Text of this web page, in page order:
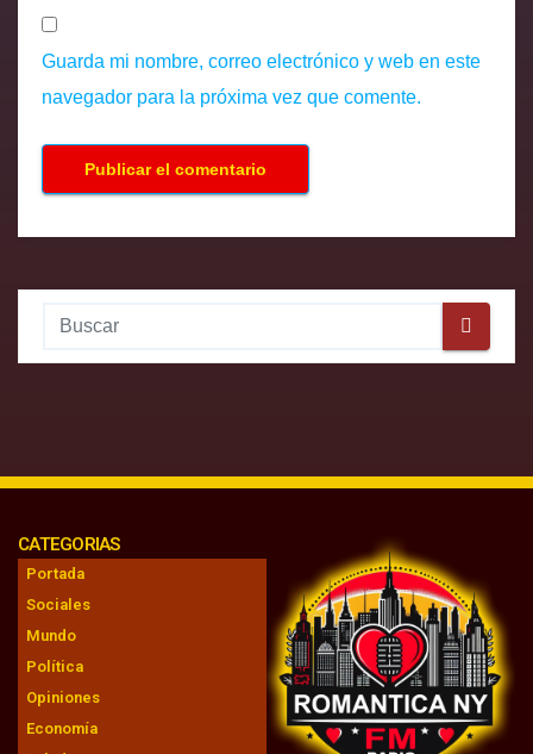
Guarda mi nombre, correo electrónico y web en este
navegador para la próxima vez que comente.
CATEGORIAS
Portada
Sociales
Mundo
Política
Opiniones
Economía